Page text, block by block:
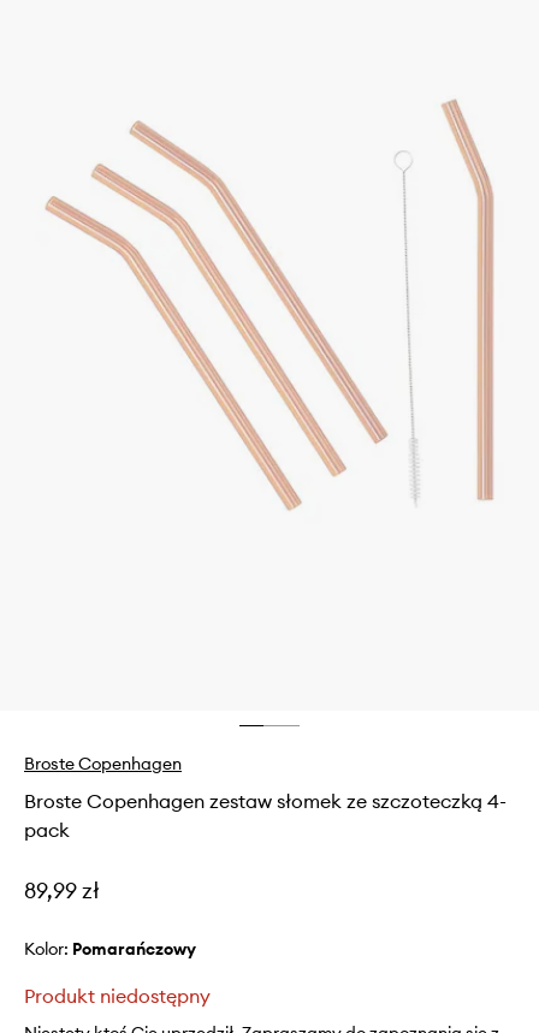
Broste Copenhagen
Broste Copenhagen zestaw słomek ze szczoteczką 4-
pack
89,99 zł
Kolor: pomarańczowy
Produkt niedostępny